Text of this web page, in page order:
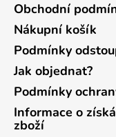
Obchodní
Nákupní košík
Podmínky
Jak objednat?
Podmínky
Informace o
zboží